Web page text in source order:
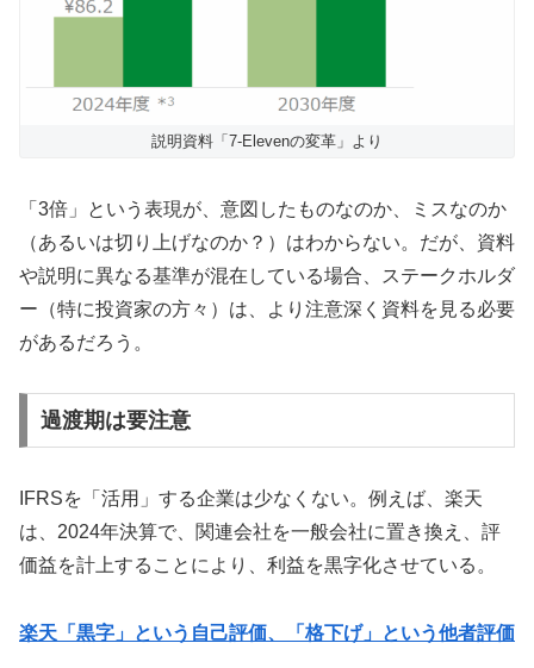
説明資料「7-Elevenの変革」より
「3倍」という表現が、意図したものなのか、ミスなのか
（あるいは切り上げなのか？）はわからない。だが、資料
や説明に異なる基準が混在している場合、ステークホルダ
ー（特に投資家の方々）は、より注意深く資料を見る必要
があるだろう。
過渡期は要注意
IFRSを「活用」する企業は少なくない。例えば、楽天
は、2024年決算で、関連会社を一般会社に置き換え、評
価益を計上することにより、利益を黒字化させている。
楽天「黒字」という自己評価、「格下げ」という他者評価